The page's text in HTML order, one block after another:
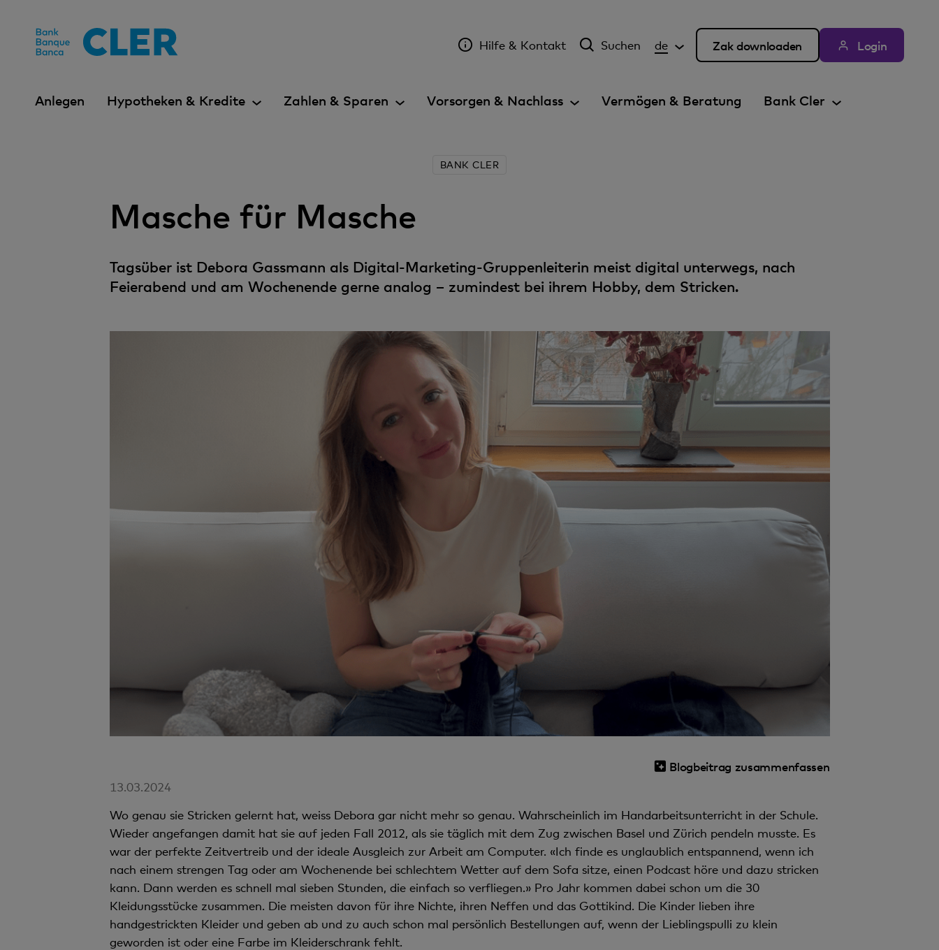
Hilfe & Kontakt Suchen de Zak downloaden Login
Anlegen Hypotheken & Kredite Zahlen & Sparen Vorsorgen & Nachlass Vermögen & Beratung Bank Cler
BANK CLER
Masche für Masche
Tagsüber ist Debora Gassmann als Digital-Marketing-Gruppenleiterin meist digital unterwegs, nach
Feierabend und am Wochenende gerne analog – zumindest bei ihrem Hobby, dem Stricken.
Blogbeitrag zusammenfassen
13.03.2024
Wo genau sie Stricken gelernt hat, weiss Debora gar nicht mehr so genau. Wahrscheinlich im Handarbeitsunterricht in der Schule.
Wieder angefangen damit hat sie auf jeden Fall 2012, als sie täglich mit dem Zug zwischen Basel und Zürich pendeln musste. Es
war der perfekte Zeitvertreib und der ideale Ausgleich zur Arbeit am Computer. «Ich finde es unglaublich entspannend, wenn ich
nach einem strengen Tag oder am Wochenende bei schlechtem Wetter auf dem Sofa sitze, einen Podcast höre und dazu stricken
kann. Dann werden es schnell mal sieben Stunden, die einfach so verfliegen.» Pro Jahr kommen dabei schon um die 30
Kleidungsstücke zusammen. Die meisten davon für ihre Nichte, ihren Neffen und das Gottikind. Die Kinder lieben ihre
handgestrickten Kleider und geben ab und zu auch schon mal persönlich Bestellungen auf, wenn der Lieblingspulli zu klein
geworden ist oder eine Farbe im Kleiderschrank fehlt.